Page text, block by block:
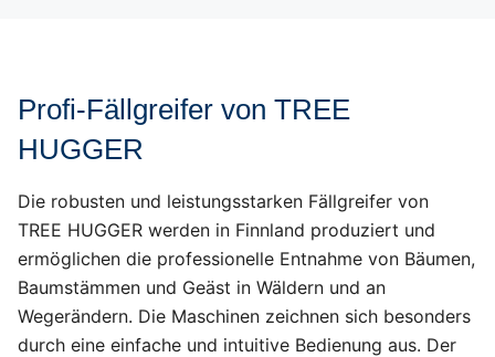
Profi-Fällgreifer von TREE
HUGGER
Die robusten und leistungsstarken Fällgreifer von
TREE HUGGER werden in Finnland produziert und
ermöglichen die professionelle Entnahme von Bäumen,
Baumstämmen und Geäst in Wäldern und an
Wegerändern. Die Maschinen zeichnen sich besonders
durch eine einfache und intuitive Bedienung aus. Der